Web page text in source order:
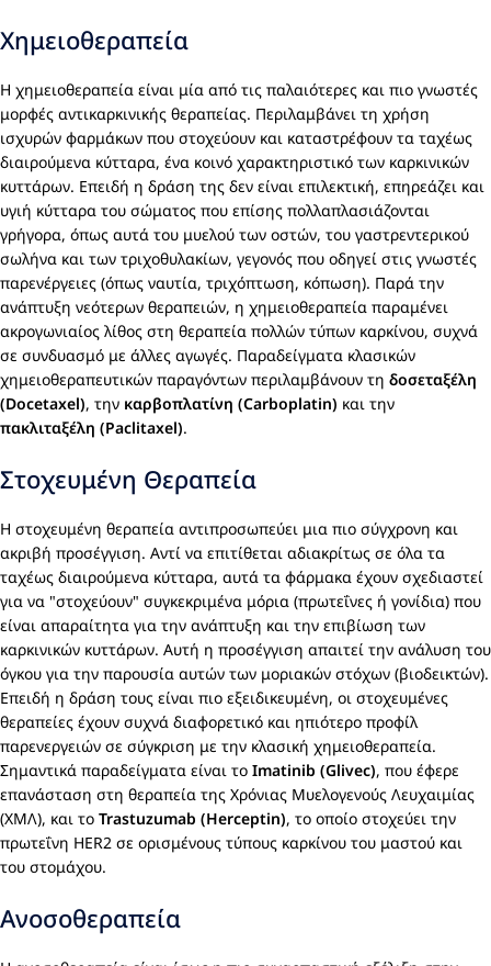
Χημειοθεραπεία
Η χημειοθεραπεία είναι μία από τις παλαιότερες και πιο γνωστές
μορφές αντικαρκινικής θεραπείας. Περιλαμβάνει τη χρήση
ισχυρών φαρμάκων που στοχεύουν και καταστρέφουν τα ταχέως
διαιρούμενα κύτταρα, ένα κοινό χαρακτηριστικό των καρκινικών
κυττάρων. Επειδή η δράση της δεν είναι επιλεκτική, επηρεάζει και
υγιή κύτταρα του σώματος που επίσης πολλαπλασιάζονται
γρήγορα, όπως αυτά του μυελού των οστών, του γαστρεντερικού
σωλήνα και των τριχοθυλακίων, γεγονός που οδηγεί στις γνωστές
παρενέργειες (όπως ναυτία, τριχόπτωση, κόπωση). Παρά την
ανάπτυξη νεότερων θεραπειών, η χημειοθεραπεία παραμένει
ακρογωνιαίος λίθος στη θεραπεία πολλών τύπων καρκίνου, συχνά
σε συνδυασμό με άλλες αγωγές. Παραδείγματα κλασικών
χημειοθεραπευτικών παραγόντων περιλαμβάνουν τη δοσεταξέλη
(Docetaxel), την καρβοπλατίνη (Carboplatin) και την
πακλιταξέλη (Paclitaxel).
Στοχευμένη Θεραπεία
Η στοχευμένη θεραπεία αντιπροσωπεύει μια πιο σύγχρονη και
ακριβή προσέγγιση. Αντί να επιτίθεται αδιακρίτως σε όλα τα
ταχέως διαιρούμενα κύτταρα, αυτά τα φάρμακα έχουν σχεδιαστεί
για να "στοχεύουν" συγκεκριμένα μόρια (πρωτεΐνες ή γονίδια) που
είναι απαραίτητα για την ανάπτυξη και την επιβίωση των
καρκινικών κυττάρων. Αυτή η προσέγγιση απαιτεί την ανάλυση του
όγκου για την παρουσία αυτών των μοριακών στόχων (βιοδεικτών).
Επειδή η δράση τους είναι πιο εξειδικευμένη, οι στοχευμένες
θεραπείες έχουν συχνά διαφορετικό και ηπιότερο προφίλ
παρενεργειών σε σύγκριση με την κλασική χημειοθεραπεία.
Σημαντικά παραδείγματα είναι το Imatinib (Glivec), που έφερε
επανάσταση στη θεραπεία της Χρόνιας Μυελογενούς Λευχαιμίας
(ΧΜΛ), και το Trastuzumab (Herceptin), το οποίο στοχεύει την
πρωτεΐνη HER2 σε ορισμένους τύπους καρκίνου του μαστού και
του στομάχου.
Ανοσοθεραπεία